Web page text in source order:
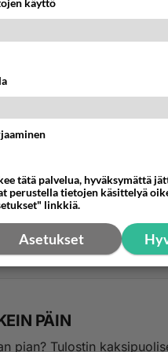
kohdasta hieman
jo...
5
PÄIN
pian? Tulostin
käyttö
tätä palvelua, hyväksymättä
perustella tietojen käsittelyä
linkkiä.
Asetukset